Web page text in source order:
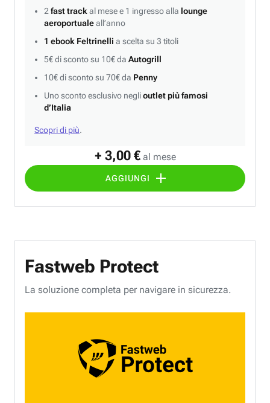
+ 3,00 € al mese
AGGIUNGI
2 fast track al mese e 1 ingresso alla lounge
aeroportualeall’anno
1 ebook Feltrinelli a scelta su 3 titoli
5€ di sconto su 10€ da Autogrill
10€ di sconto su 70€ da Penny
Uno sconto esclusivo neglioutlet più famosi
d’Italia
Scopri di più.
Fastweb Protect
La soluzione completa per navigare in sicurezza.